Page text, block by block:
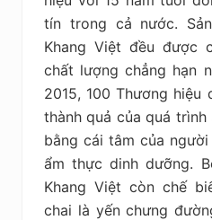
tín trong cả nước.
Khang Việt đều được
chất lượng chẳng hạn
2015, 100 Thương
thành quả của quá
bằng cái tâm của
ẩm thực dinh dưỡng.
Khang Việt còn chế
chai là yến chưng